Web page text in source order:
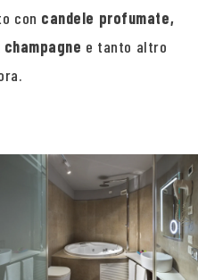
con candele profumate,
e tanto altro